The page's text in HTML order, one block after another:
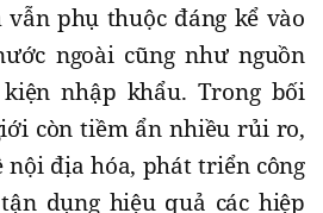
phụ thuộc đáng kể vào
ngoài cũng như nguồn
nhập khẩu. Trong bối
còn tiềm ẩn nhiều rủi ro,
nội địa hóa, phát triển công
dụng hiệu quả các hiệp